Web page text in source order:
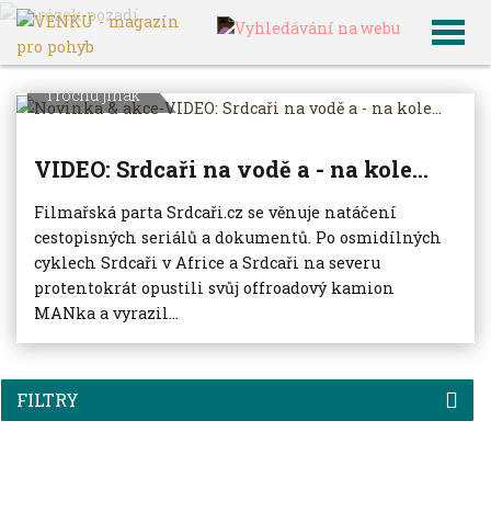
VENKU Archiv článků
FILTRY
Trochu jinak
VIDEO: Srdcaři na vodě a - na kole...
Filmařská parta Srdcaři.cz se věnuje natáčení
cestopisných seriálů a dokumentů. Po osmidílných
cyklech Srdcaři v Africe a Srdcaři na severu
protentokrát opustili svůj offroadový kamion
MANka a vyrazil...